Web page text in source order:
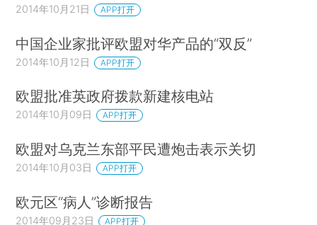
2014年10月21日 APP打开
中国企业家批评欧盟对华产品的“双反”
2014年10月12日 APP打开
欧盟批准英政府拨款新建核电站
2014年10月09日 APP打开
欧盟对乌克兰东部平民遭炮击表示关切
2014年10月03日 APP打开
欧元区“病人”诊断报告
2014年09月23日 APP打开